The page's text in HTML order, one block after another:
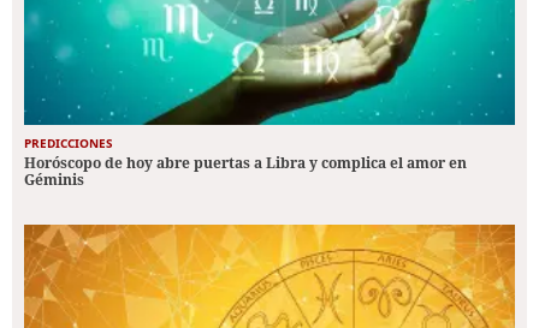
PREDICCIONES
Horóscopo de hoy abre puertas a Libra y complica el amor en
Géminis